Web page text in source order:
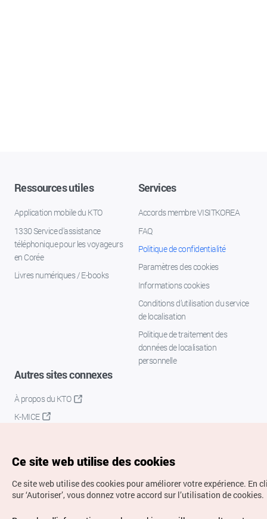
Ressources utiles
Application mobile du KTO
1330 Service d'assistance
téléphonique pour les voyageurs
en Corée
Livres numériques / E-books
Services
Accords membre VISITKOREA
FAQ
Politique de confidentialité
Paramètres des cookies
Informations cookies
Conditions d’utilisation du service
de localisation
Politique de traitement des
données de localisation
personnelle
Autres sites connexes
À propos du KTO
K-MICE
Droits d’auteur (c) Office National du Tourisme en Corée.
Ce site web utilise des cookies
Ce site web utilise des cookies pour améliorer votre expérience. En
sur ‘Autoriser’, vous donnez votre accord sur l’utilisation de cookies.